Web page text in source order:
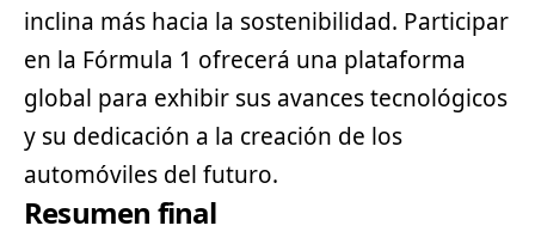
inclina más hacia la sostenibilidad. Participar
en la Fórmula 1 ofrecerá una plataforma
global para exhibir sus avances tecnológicos
y su dedicación a la creación de los
automóviles del futuro.
Resumen final